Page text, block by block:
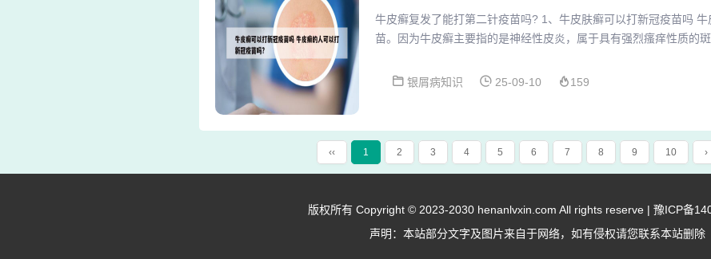
牛皮癣复发了能打第二针疫苗吗? 1、牛皮肤癣可以打新冠疫苗吗
苗。因为牛皮癣主要指的是神经性皮炎，属于具有强烈瘙痒性质的
活质量，不利于患者人体的健康。2、患急性传染病或恢复期：正在
银屑病知识 25-09-10 159
‹‹ 1 2 3 4 5 6 7 8 9 10 ›
版权所有 Copyright © 2023-2030 henanlvxin.com All rights reserve | 豫ICP备
声明：本站部分文字及图片来自于网络，如有侵权请您联系本站删除